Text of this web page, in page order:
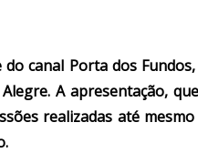
canal Porta dos
A apresentação,
realizadas até